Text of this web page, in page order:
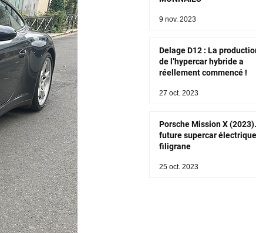
9 nov. 2023
Delage D12 : La
de l’hypercar hybride a
réellement commencé !
27 oct. 2023
Porsche Mission X
future supercar
filigrane
25 oct. 2023